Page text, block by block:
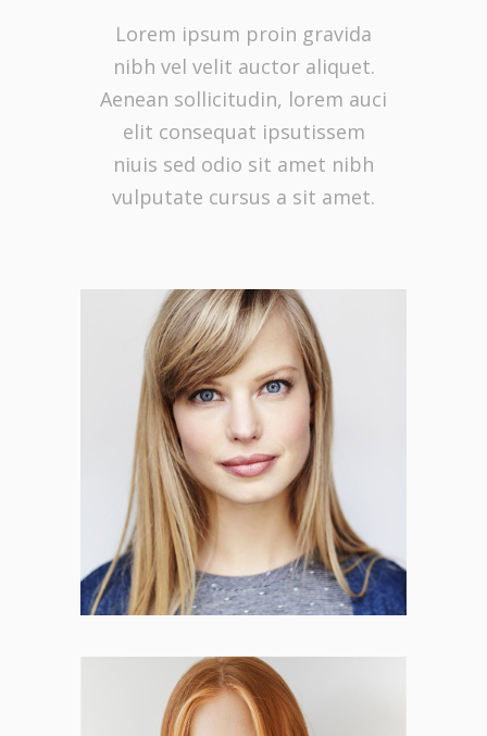
Lorem ipsum proin gravida
nibh vel velit auctor aliquet.
Aenean sollicitudin, lorem auci
elit consequat ipsutissem
niuis sed odio sit amet nibh
vulputate cursus a sit amet.